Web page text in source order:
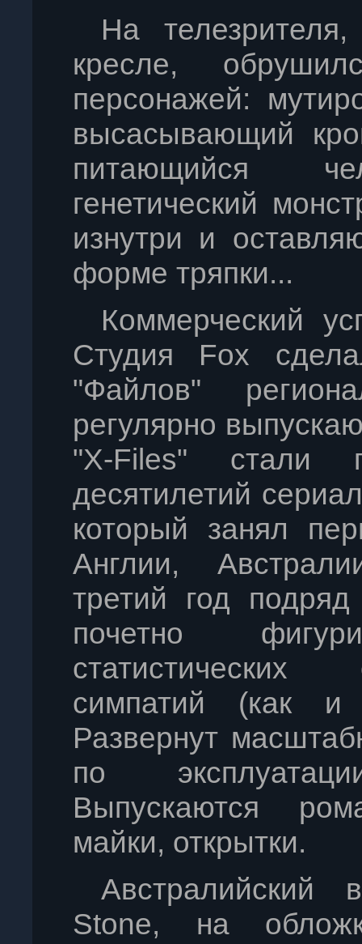
На
кресле,
персонажей:
высасывающий
питающийся
генетический
изнутри и
форме тряпки...
Коммерческий
Студия Fох
"Файлов"
регулярно
"X-Files" стали
десятилетий
который занял
Англии,
третий год
почетно
статистических
симпатий (как
Развернут
по
Выпускаются
майки, открытки.
Австралийский
Stone, на